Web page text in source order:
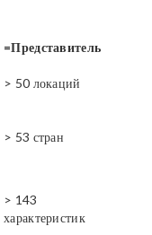
=Представитель
> 50 локаций
> 53 стран
> 143
характеристик